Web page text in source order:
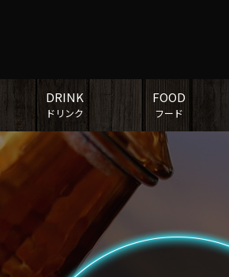
DRINK
ドリンク
FOOD
フード